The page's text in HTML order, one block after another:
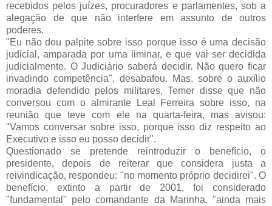
recebidos pelos juízes, procuradores e parlamentes, sob a
alegação de que não interfere em assunto de outros
poderes.
"Eu não dou palpite sobre isso porque isso é uma decisão
judicial, amparada por uma liminar, e que vai ser decidida
judicialmente. O Judiciário saberá decidir. Não quero ficar
invadindo competência", desabafou. Mas, sobre o auxílio
moradia defendido pelos militares, Temer disse que não
conversou com o almirante Leal Ferreira sobre isso, na
reunião que teve com ele na quarta-feira, mas avisou:
"Vamos conversar sobre isso, porque isso diz respeito ao
Executivo e isso eu posso decidir".
Questionado se pretende reintroduzir o benefício, o
presidente, depois de reiterar que considera justa a
reivindicação, respondeu: "no momento próprio decidirei". O
benefício, extinto a partir de 2001, foi considerado
"fundamental" pelo comandante da Marinha, "ainda mais